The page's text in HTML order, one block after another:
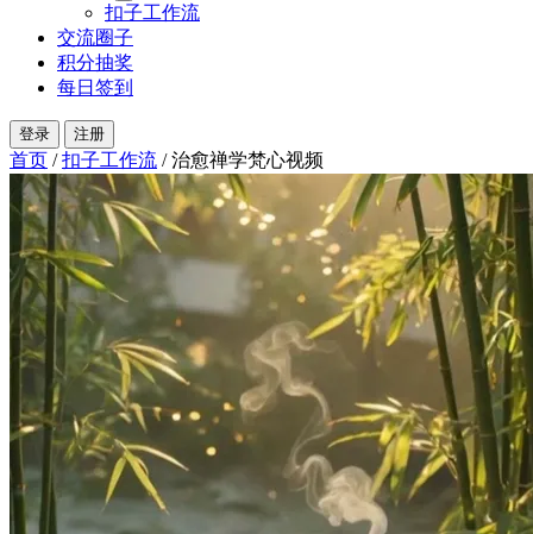
扣子工作流
交流圈子
积分抽奖
每日签到
登录 注册
首页 / 扣子工作流 / 治愈禅学梵心视频